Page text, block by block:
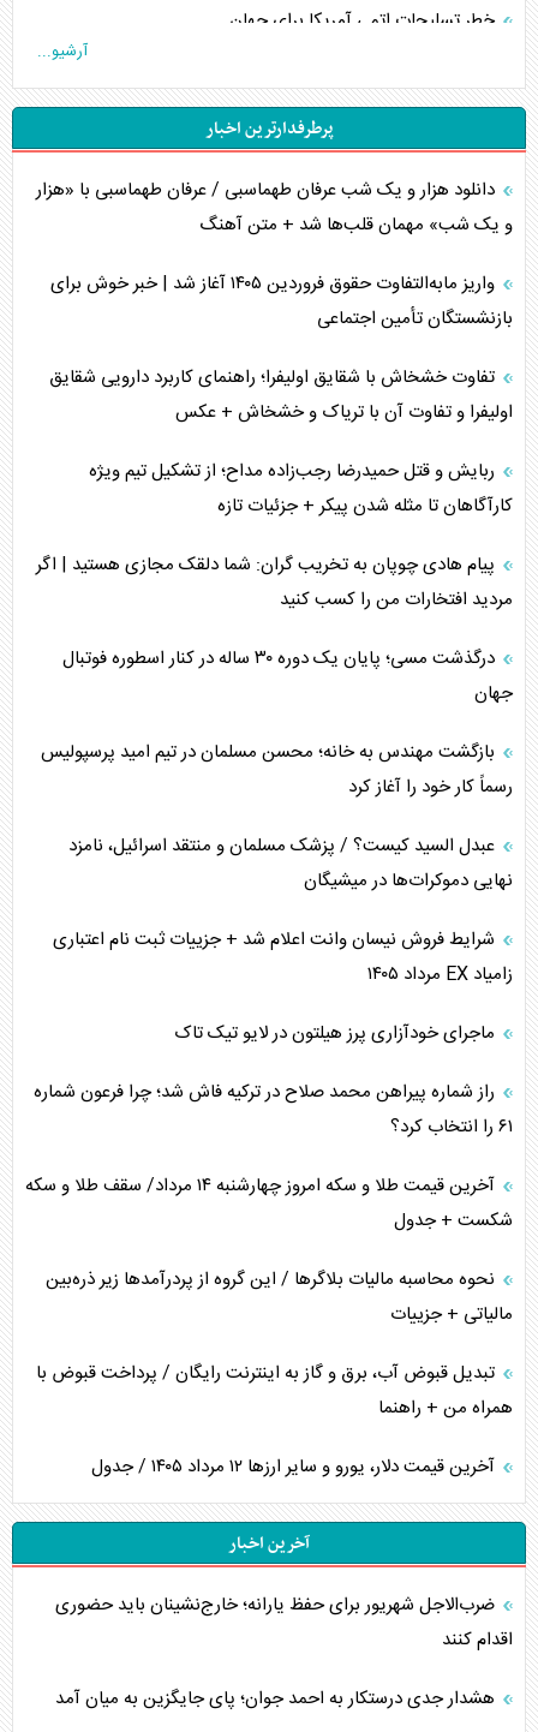
خطر تسلیحات اتمی آمریکا برای جهان
چگونه عربستان برابر ایران دچار خطای محاسباتی شد؟
جاده ابریشم فضایی/ نفوذ راهبردی و فرازمینی چین
انصارالله و تثبیت معادله «محاصره برابر محاصره»
مصالحه نافرجام سعودی – اماراتی
محدودیت صادرات نفت عربستان
پشت‌پرده خشم ترامپ از رسانه‌های منتقد
چگونه مقاومت صحنه جنگ را تغییر می‌دهد؟
جنگ رمضان و معضل حضور نظامیان آمریکایی
تحلیل جامع پدیده تراستی‌ها
تأثیر جنگ ایران و آمریکا بر اقتصاد جهانی
اربعین، کابوس مشترک تل‌آویو-واشنگتن
آرشیو...
پرطرفدارترین اخبار
دانلود هزار و یک شب عرفان طهماسبی / عرفان طهماسبی با «هزار
و یک شب» مهمان قلب‌ها شد + متن آهنگ
واریز مابه‌التفاوت حقوق فروردین ۱۴۰۵ آغاز شد | خبر خوش برای
بازنشستگان تأمین اجتماعی
تفاوت خشخاش با شقایق اولیفرا؛ راهنمای کاربرد دارویی شقایق
اولیفرا و تفاوت آن با تریاک و خشخاش + عکس
ربایش و قتل حمیدرضا رجب‌زاده مداح؛ از تشکیل تیم ویژه
کارآگاهان تا مثله شدن پیکر + جزئیات تازه
پیام هادی چوپان به تخریب گران: شما دلقک مجازی هستید | اگر
مردید افتخارات من را کسب کنید
درگذشت مسی؛ پایان یک دوره ۳۰ ساله در کنار اسطوره فوتبال
جهان
بازگشت مهندس به خانه؛ محسن مسلمان در تیم امید پرسپولیس
رسماً کار خود را آغاز کرد
عبدل السید کیست؟ / پزشک مسلمان و منتقد اسرائیل، نامزد
نهایی دموکرات‌ها در میشیگان
شرایط فروش نیسان وانت اعلام شد + جزییات ثبت نام اعتباری
زامیاد EX مرداد ۱۴۰۵
ماجرای خودآزاری پرز هیلتون در لایو تیک تاک
راز شماره پیراهن محمد صلاح در ترکیه فاش شد؛ چرا فرعون شماره
۶۱ را انتخاب کرد؟
آخرین قیمت طلا و سکه امروز چهارشنبه ۱۴ مرداد/ سقف طلا و سکه
شکست + جدول
نحوه محاسبه مالیات بلاگر‌ها / این گروه از پردرآمد‌ها زیر ذره‌بین
مالیاتی + جزییات
تبدیل قبوض آب، برق و گاز به اینترنت رایگان / پرداخت قبوض با
همراه من + راهنما
آخرین قیمت دلار، یورو و سایر ارز‌ها ۱۲ مرداد ۱۴۰۵ / جدول
آخرین اخبار
ضرب‌الاجل شهریور برای حفظ یارانه؛ خارج‌نشینان باید حضوری
اقدام کنند
هشدار جدی درستکار به احمد جوان؛ پای جایگزین به میان آمد